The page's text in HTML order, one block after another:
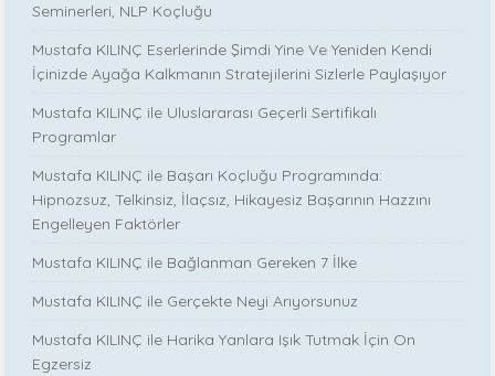
Seminerleri, NLP Koçluğu
Mustafa KILINÇ Eserlerinde Şimdi Yine Ve Yeniden Kendi
İçinizde Ayağa Kalkmanın Stratejilerini Sizlerle Paylaşıyor
Mustafa KILINÇ ile Uluslararası Geçerli Sertifikalı
Programlar
Mustafa KILINÇ ile Başarı Koçluğu Programında:
Hipnozsuz, Telkinsiz, İlaçsız, Hikayesiz Başarının Hazzını
Engelleyen Faktörler
Mustafa KILINÇ ile Bağlanman Gereken 7 İlke
Mustafa KILINÇ ile Gerçekte Neyi Arıyorsunuz
Mustafa KILINÇ ile Harika Yanlara Işık Tutmak İçin On
Egzersiz